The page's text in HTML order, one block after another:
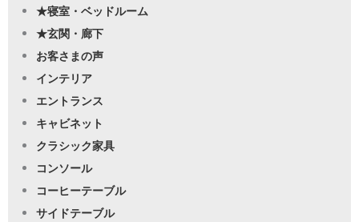
★寝室・ベッドルーム
★玄関・廊下
お客さまの声
インテリア
エントランス
キャビネット
クラシック家具
コンソール
コーヒーテーブル
サイドテーブル